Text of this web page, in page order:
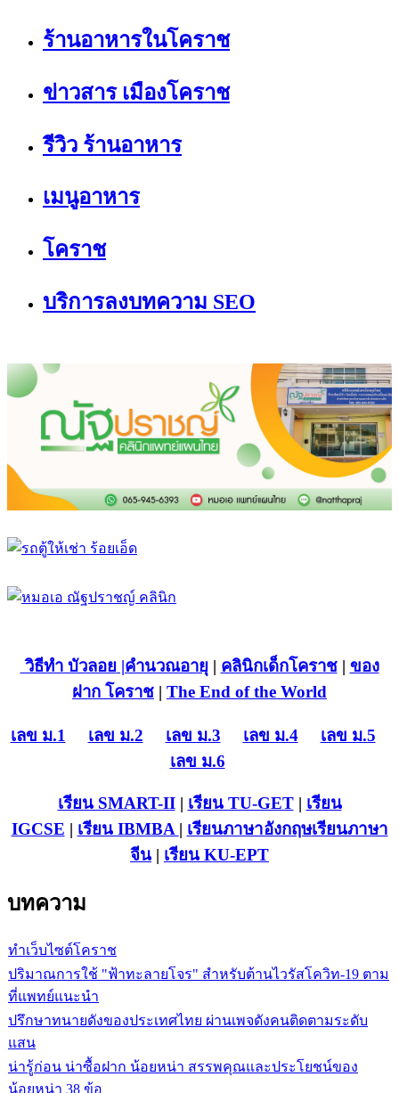
ร้านอาหารในโคราช
ข่าวสาร เมืองโคราช
รีวิว ร้านอาหาร
เมนูอาหาร
โคราช
บริการลงบทความ SEO
วิธีทำ บัวลอย |คำนวณอายุ | คลินิกเด็กโคราช| ของ
ฝาก โคราช | The End of the World
เลข ม.1 เลข ม.2 เลข ม.3 เลข ม.4
เลข ม.5
เลข ม.6
เรียน SMART-II| เรียน TU-GET| เรียน
IGCSE | เรียน IBMBA | เรียนภาษาอังกฤษเรียนภาษา
จีน | เรียน KU-EPT
บทความ
ทำเว็บไซต์โคราช
ปริมาณการใช้ "ฟ้าทะลายโจร" สำหรับต้านไวรัสโควิท-19 ตาม
ที่แพทย์แนะนำ
ปรึกษาทนายดังของประเทศไทย ผ่านเพจดังคนติดตามระดับ
แสน
น่ารู้ก่อน น่าซื้อฝาก น้อยหน่า สรรพคุณและประโยชน์ของ
น้อยหน่า 38 ข้อ